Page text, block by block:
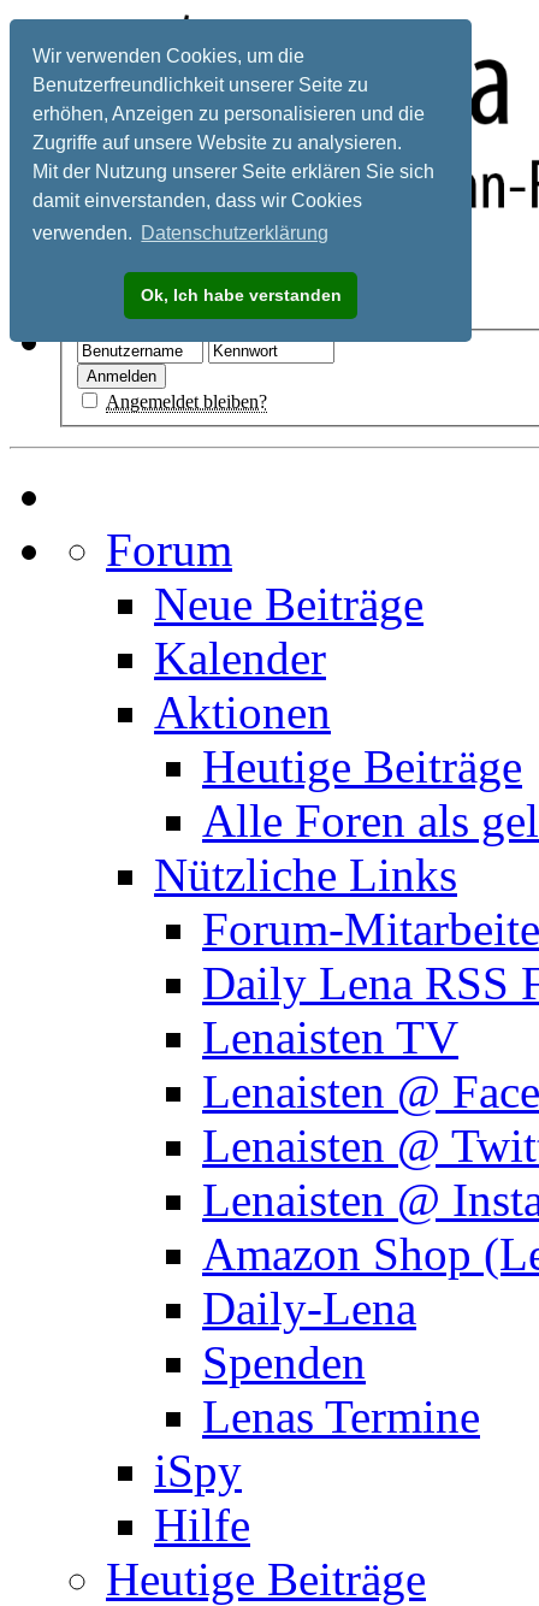
Wir verwenden Cookies, um die
Benutzerfreundlichkeit unserer Seite zu
erhöhen, Anzeigen zu personalisieren und die
Zugriffe auf unsere Website zu analysieren.
Mit der Nutzung unserer Seite erklären Sie sich
damit einverstanden, dass wir Cookies
verwenden. Datenschutzerklärung
Ok, Ich habe verstanden
Registrieren
Angemeldet bleiben?
Forum
Neue Beiträge
Kalender
Aktionen
Heutige Beiträge
Alle Foren als
Nützliche Links
Forum-
Daily Lena RSS
Lenaisten TV
Lenaisten @
Lenaisten @
Lenaisten @
Amazon Shop
Daily-Lena
Spenden
Lenas Termine
iSpy
Hilfe
Heutige Beiträge